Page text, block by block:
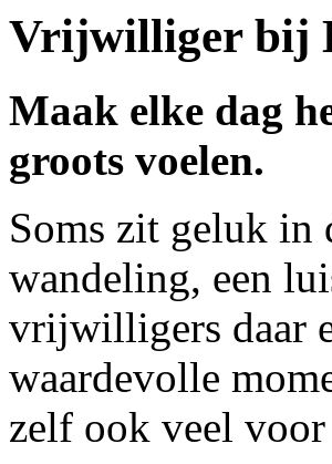
Vrijwilliger bij
Maak elke dag
groots voelen.
Soms zit geluk in
wandeling, een
vrijwilligers daar
waardevolle
zelf ook veel